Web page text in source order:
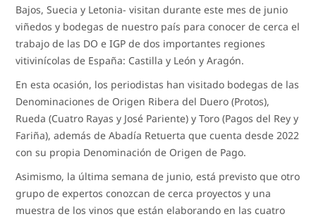
Bajos, Suecia y Letonia- visitan durante este mes de junio
viñedos y bodegas de nuestro país para conocer de cerca el
trabajo de las DO e IGP de dos importantes regiones
vitivinícolas de España: Castilla y León y Aragón.
En esta ocasión, los periodistas han visitado bodegas de las
Denominaciones de Origen Ribera del Duero (Protos),
Rueda (Cuatro Rayas y José Pariente) y Toro (Pagos del Rey y
Fariña), además de Abadía Retuerta que cuenta desde 2022
con su propia Denominación de Origen de Pago.
Asimismo, la última semana de junio, está previsto que otro
grupo de expertos conozcan de cerca proyectos y una
muestra de los vinos que están elaborando en las cuatro